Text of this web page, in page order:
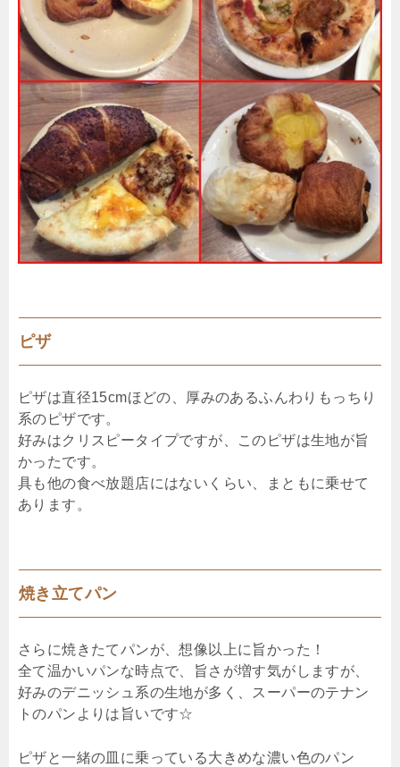
ピザ
ピザは直径15cmほどの、厚みのあるふんわりもっちり
系のピザです。
好みはクリスピータイプですが、このピザは生地が旨
かったです。
具も他の食べ放題店にはないくらい、まともに乗せて
あります。
焼き立てパン
さらに焼きたてパンが、想像以上に旨かった！
全て温かいパンな時点で、旨さが増す気がしますが、
好みのデニッシュ系の生地が多く、スーパーのテナン
トのパンよりは旨いです☆
ピザと一緒の皿に乗っている大きめな濃い色のパン